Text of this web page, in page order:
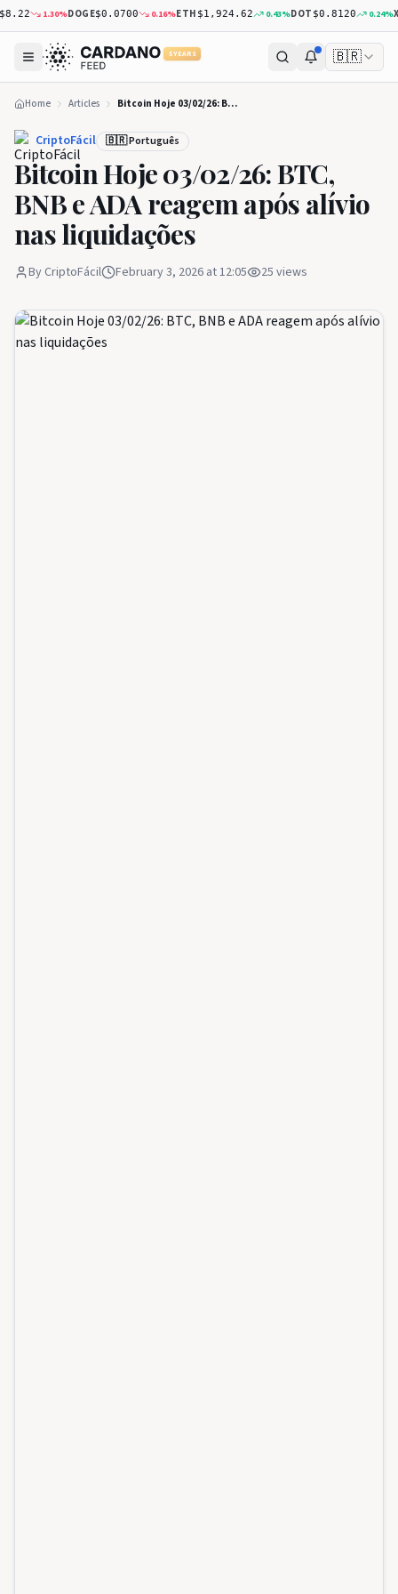
1.30%DOGE$0.0700 0.16%ETH$1,924.62 0.43%DOT$0.8120 0.24%XRP
5 YEARS 🇧🇷
Home Articles Bitcoin Hoje 03/02/26: BTC, BNB e ADA reagem após alívio nas liquidações
CriptoFácil 🇧🇷 Português
Bitcoin Hoje 03/02/26: BTC,
BNB e ADA reagem após alívio
nas liquidações
ByCriptoFácil February 3, 2026 at 12:05 25 views